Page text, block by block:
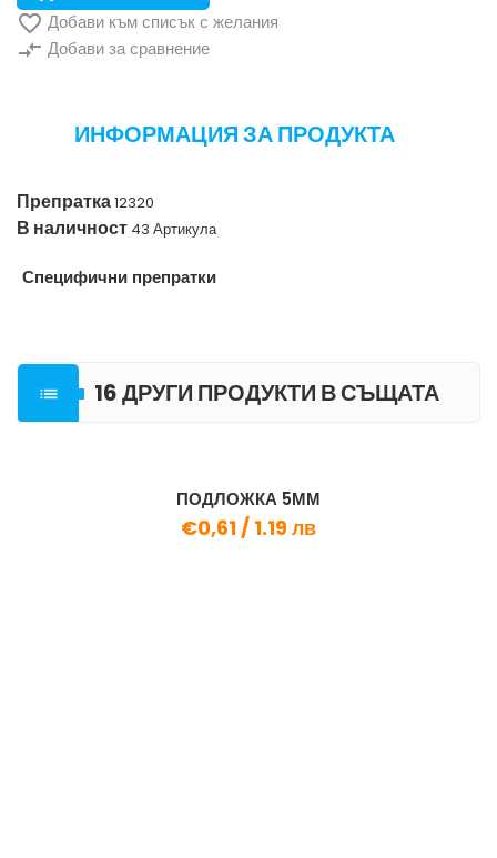
 Добави към списък с желания
compare_arrows Добави за сравнение
ИНФОРМАЦИЯ ЗА ПРОДУКТА
Препратка12320
В наличност 43 Артикула
Специфични препратки

16 ДРУГИ ПРОДУКТИ В СЪЩАТА
ПОДЛОЖКА 5ММ
€0,61 / 1.19 лв